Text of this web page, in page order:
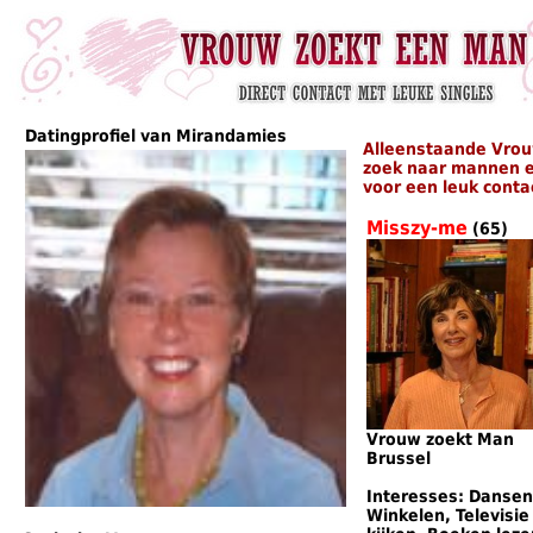
Datingprofiel van Mirandamies
Alleenstaande
zoek naar mannen
voor een leuk
Misszy-me (65)
Vrouw zoekt Man
Brussel
Interesses:
Winkelen, Televisie